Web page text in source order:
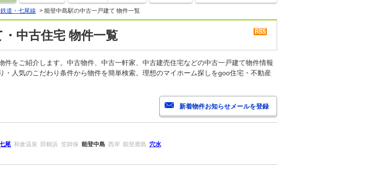
道・七尾線 > 能登中島駅の中古一戸建て 物件一覧
中古住宅 物件一覧
をご紹介します。中古物件、中古一軒家、中古建売住宅などの中古一戸建て物件情報
人気のこだわり条件から物件を簡単検索。理想のマイホーム探しをgoo住宅・不動産
尾 和倉温泉 田鶴浜 笠師保 能登中島 西岸 能登鹿島 穴水